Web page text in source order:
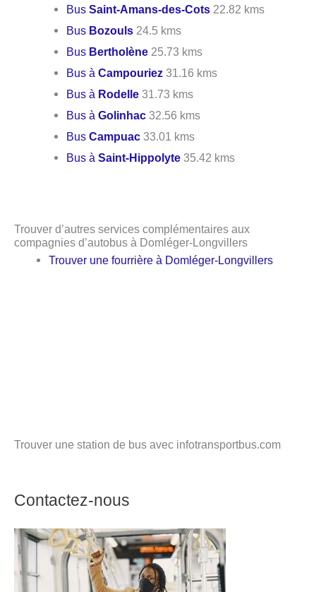
BusSaint-Amans-des-Cots 22.82 kms
Bus Bozouls 24.5 kms
Bus Bertholène 25.73 kms
Bus àCampouriez 31.16 kms
Bus à Rodelle 31.73 kms
Bus àGolinhac 32.56 kms
BusCampuac 33.01 kms
Bus àSaint-Hippolyte 35.42 kms
Trouver d’autres services complémentaires aux
compagnies d’autobus à Domléger-Longvillers
Trouver une fourrière à Domléger-Longvillers
Trouver une station de bus avec infotransportbus.com
Contactez-nous